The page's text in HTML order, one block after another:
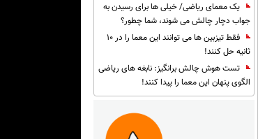
یک معمای ریاضی/ خیلی ها برای رسیدن به
جواب دچار چالش می شوند، شما چطور؟
فقط تیزبین ها می توانند این معما را در 10
ثانیه حل کنند!
تست هوش چالش برانگیز: نابغه های ریاضی
الگوی پنهان این معما را پیدا کنند!